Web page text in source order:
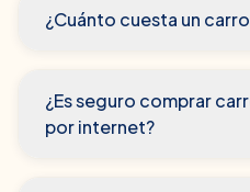
¿Cuánto cuesta un
¿Es seguro comprar
por internet?